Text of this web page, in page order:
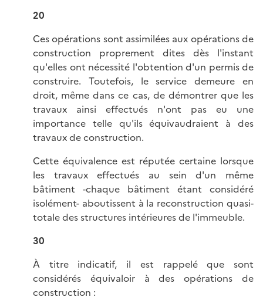
20
Ces opérations sont assimilées aux opérations de
construction proprement dites dès l'instant
qu'elles ont nécessité l'obtention d'un permis de
construire. Toutefois, le service demeure en
droit, même dans ce cas, de démontrer que les
travaux ainsi effectués n'ont pas eu une
importance telle qu'ils équivaudraient à des
travaux de construction.
Cette équivalence est réputée certaine lorsque
les travaux effectués au sein d'un même
bâtiment -chaque bâtiment étant considéré
isolément- aboutissent à la reconstruction quasi-
totale des structures intérieures de l'immeuble.
30
À titre indicatif, il est rappelé que sont
considérés équivaloir à des opérations de
construction :